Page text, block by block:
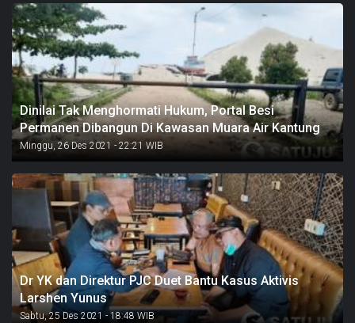
Dinilai Tak Menghormati Hukum, Portal Besi
Permanen Dibangun Di Kawasan Muara Air Kantung
Minggu, 26 Des 2021 - 22:21 WIB
Dr YK dan Direktur PJC Duet Bantu Kasus Aktivis
Larshen Yunus
Sabtu, 25 Des 2021 - 18:48 WIB